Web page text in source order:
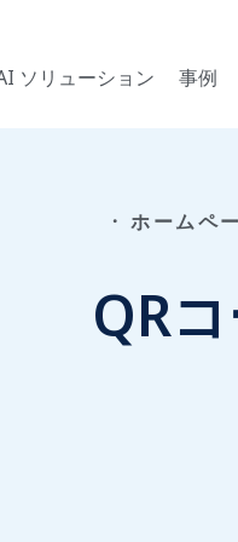
ソリューション 事例
ホームペ
QR